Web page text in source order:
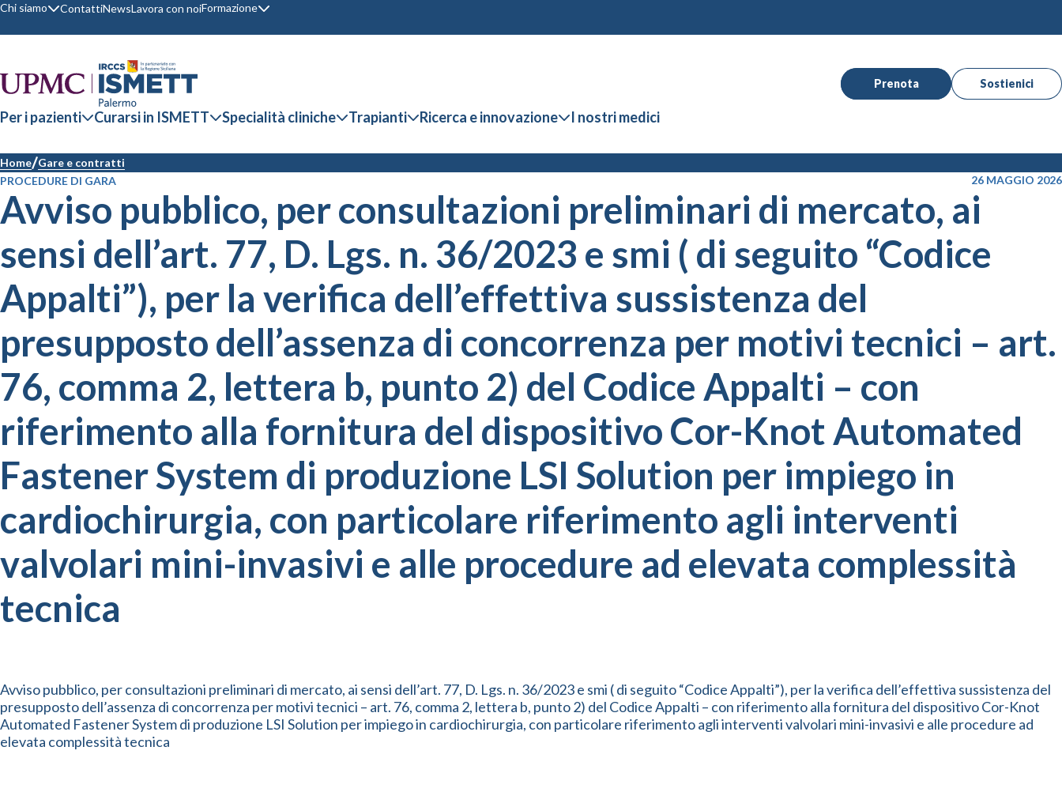
Chi siamo ContattiNewsLavora con noiFormazione
Prenota Sostienici
Per i pazienti Curarsi in ISMETT Specialità cliniche Trapianti Ricerca e innovazione I nostri medici
Home Gare e contratti
PROCEDURE DI GARA
26 MAGGIO 2026
Avviso pubblico, per consultazioni preliminari di mercato, ai
sensi dell’art. 77, D. Lgs. n. 36/2023 e smi ( di seguito “Codice
Appalti”), per la verifica dell’effettiva sussistenza del
presupposto dell’assenza di concorrenza per motivi tecnici – art.
76, comma 2, lettera b, punto 2) del Codice Appalti – con
riferimento alla fornitura del dispositivo Cor-Knot Automated
Fastener System di produzione LSI Solution per impiego in
cardiochirurgia, con particolare riferimento agli interventi
valvolari mini-invasivi e alle procedure ad elevata complessità
tecnica
Avviso pubblico, per consultazioni preliminari di mercato, ai sensi dell’art. 77, D. Lgs. n. 36/2023 e smi ( di seguito “Codice Appalti”), per la verifica dell’effettiva sussistenza del
presupposto dell’assenza di concorrenza per motivi tecnici – art. 76, comma 2, lettera b, punto 2) del Codice Appalti – con riferimento alla fornitura del dispositivo Cor-Knot
Automated Fastener System di produzione LSI Solution per impiego in cardiochirurgia, con particolare riferimento agli interventi valvolari mini-invasivi e alle procedure ad
elevata complessità tecnica